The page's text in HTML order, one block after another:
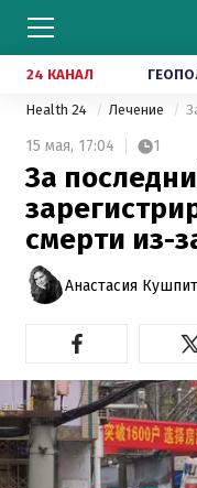
24 КАНАЛ
Health 24 Лечение
15 мая, 17:04 1
За
смерти из-
Анастасия Кушпит